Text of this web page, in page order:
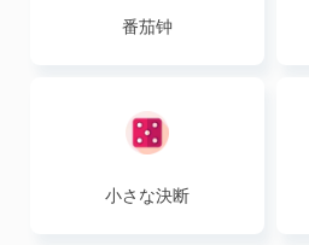
番茄钟
小さな決断